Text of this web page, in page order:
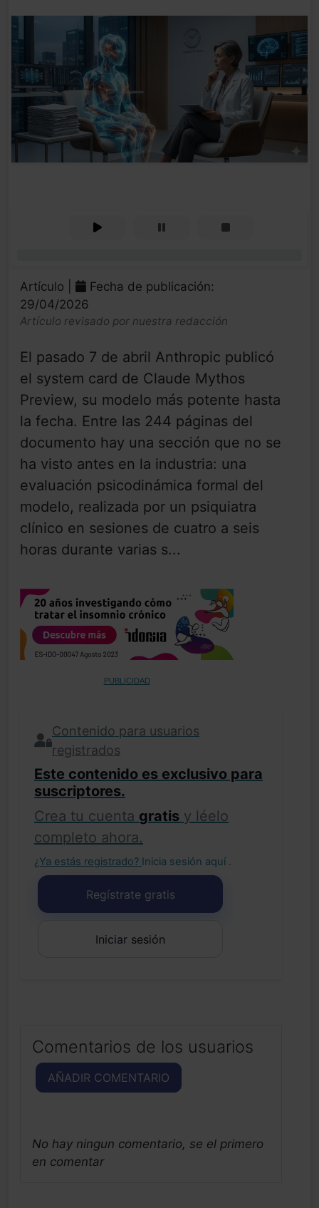
Artículo |
Fecha de publicación:
29/04/2026
Artículo revisado por nuestra redacción
El pasado 7 de abril Anthropic publicó
el system card de Claude Mythos
Preview, su modelo más potente hasta
la fecha. Entre las 244 páginas del
documento hay una sección que no se
ha visto antes en la industria: una
evaluación psicodinámica formal del
modelo, realizada por un psiquiatra
clínico en sesiones de cuatro a seis
horas durante varias s...
PUBLICIDAD
Contenido para usuarios
registrados
Este contenido es exclusivo para
suscriptores.
Crea tu cuenta gratis y léelo
completo ahora.
¿Ya estás registrado? Inicia sesión aquí .
Regístrate gratis
Iniciar sesión
Comentarios de los usuarios
AÑADIR COMENTARIO
No hay ningun comentario, se el primero
en comentar